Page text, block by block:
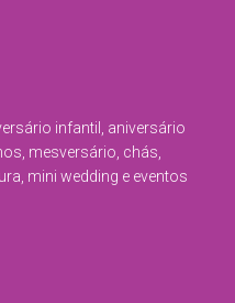
infantil, aniversário
mesversário, chás,
mini wedding e eventos